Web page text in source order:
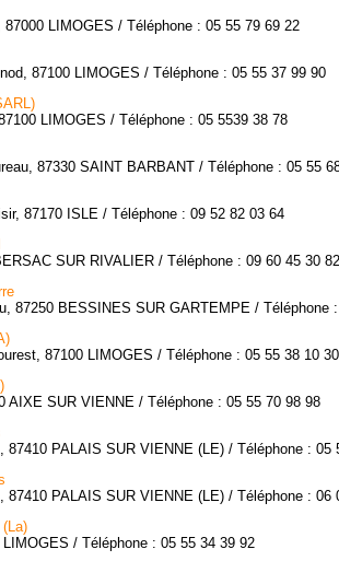
87000 LIMOGES / Téléphone : 05 55 79 69 22
87100 LIMOGES / Téléphone : 05 55 37 99 90
LIMOGES / Téléphone : 05 5539 38 78
87330 SAINT BARBANT / Téléphone : 05 55
87170 ISLE / Téléphone : 09 52 82 03 64
SUR RIVALIER / Téléphone : 09 60 45 30 82
87250 BESSINES SUR GARTEMPE / Téléphone
87100 LIMOGES / Téléphone : 05 55 38 10 30
AIXE SUR VIENNE / Téléphone : 05 55 70 98 98
87410 PALAIS SUR VIENNE (LE) / Téléphone : 05
87410 PALAIS SUR VIENNE (LE) / Téléphone : 06
/ Téléphone : 05 55 34 39 92